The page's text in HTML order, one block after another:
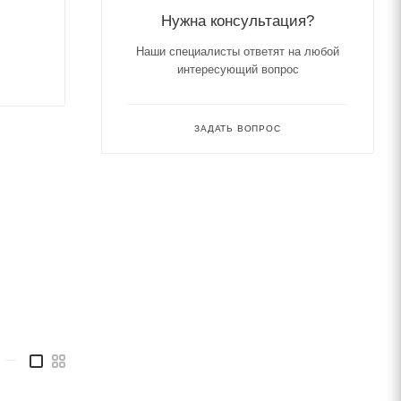
Нужна консультация?
Наши специалисты ответят на любой
интересующий вопрос
ЗАДАТЬ ВОПРОС